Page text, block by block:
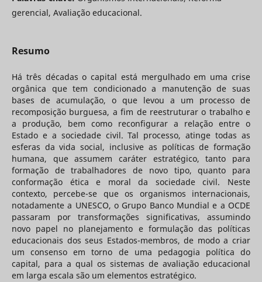
gerencial, Avaliação educacional.
Resumo
Há três décadas o capital está mergulhado em uma crise
orgânica que tem condicionado a manutenção de suas
bases de acumulação, o que levou a um processo de
recomposição burguesa, a fim de reestruturar o trabalho e
a produção, bem como reconfigurar a relação entre o
Estado e a sociedade civil. Tal processo, atinge todas as
esferas da vida social, inclusive as políticas de formação
humana, que assumem caráter estratégico, tanto para
formação de trabalhadores de novo tipo, quanto para
conformação ética e moral da sociedade civil. Neste
contexto, percebe-se que os organismos internacionais,
notadamente a UNESCO, o Grupo Banco Mundial e a OCDE
passaram por transformações significativas, assumindo
novo papel no planejamento e formulação das políticas
educacionais dos seus Estados-membros, de modo a criar
um consenso em torno de uma pedagogia política do
capital, para a qual os sistemas de avaliação educacional
em larga escala são um elementos estratégico.